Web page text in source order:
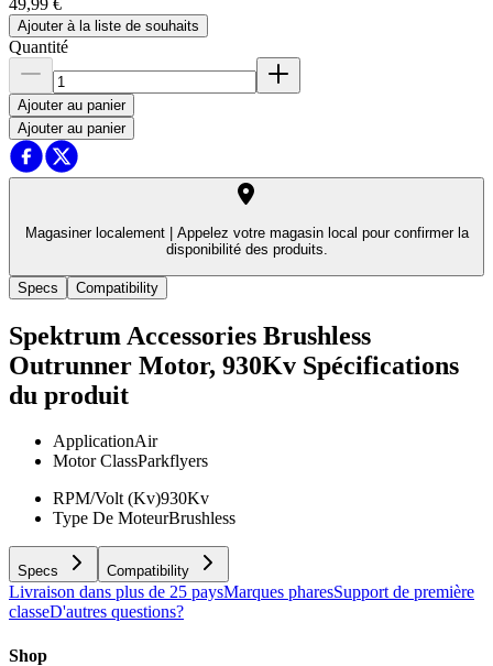
49,99 €
Ajouter à la liste de souhaits
Quantité
Ajouter au panier
Ajouter au panier
Magasiner localement |
Appelez votre magasin local pour confirmer la
disponibilité des produits.
Specs Compatibility
Spektrum Accessories Brushless
Outrunner Motor, 930Kv Spécifications
du produit
ApplicationAir
Motor ClassParkflyers
RPM/Volt (Kv)930Kv
Type De MoteurBrushless
Specs Compatibility
Livraison dans plus de 25 paysMarques pharesSupport de première
classeD'autres questions?
Shop